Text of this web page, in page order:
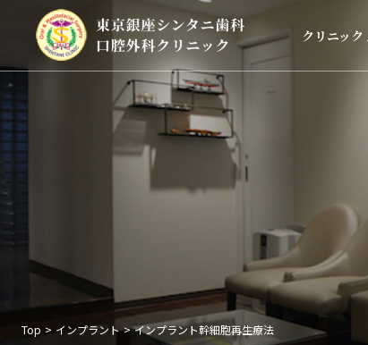
クリニック
Top > インプラント > インプラント幹細胞再生療法